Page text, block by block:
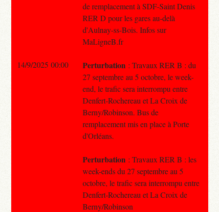
de remplacement à SDF-Saint Denis
RER D pour les gares au-delà
d'Aulnay-ss-Bois. Infos sur
MaLigneB.fr
Perturbation : Travaux RER B : du
27 septembre au 5 octobre, le week-
end, le trafic sera interrompu entre
Denfert-Rochereau et La Croix de
Berny/Robinson. Bus de
remplacement mis en place à Porte
d'Orléans.
Perturbation : Travaux RER B : les
week-ends du 27 septembre au 5
octobre, le trafic sera interrompu entre
Denfert-Rochereau et La Croix de
Berny/Robinson
14/9/2025 00:00